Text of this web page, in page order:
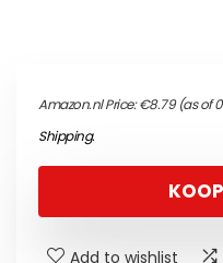
Amazon.nl Price:€8.79(as of
Shipping.
Add to wishlist